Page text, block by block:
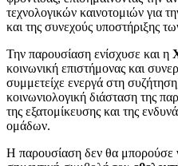
τεχνολογικών καινοτομιών για
και της συνεχούς υποστήριξης
Την παρουσίαση ενίσχυσε και η
κοινωνική επιστήμονας και
συμμετείχε ενεργά στη
κοινωνιολογική διάσταση της
της εξατομίκευσης και της
ομάδων.
Η παρουσίαση δεν θα μπορούσε